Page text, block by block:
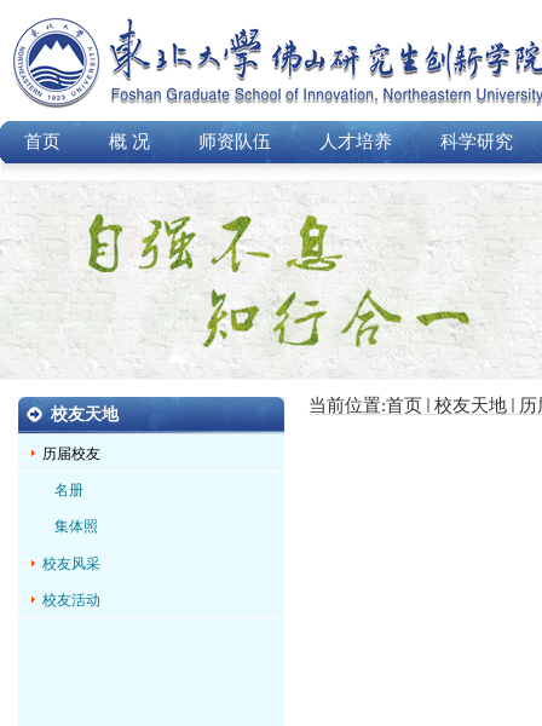
首页 概 况 师资队伍 人才培养 科学研究
校友天地
历届校友
名册
集体照
校友风采
校友活动
当前位置:首页 校友天地